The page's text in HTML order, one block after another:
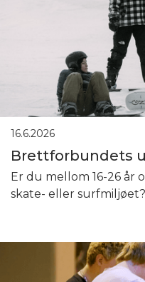
16.6.2026
Brettforbundets
Er du mellom 16-26 år
skate- eller surfmiljøet?